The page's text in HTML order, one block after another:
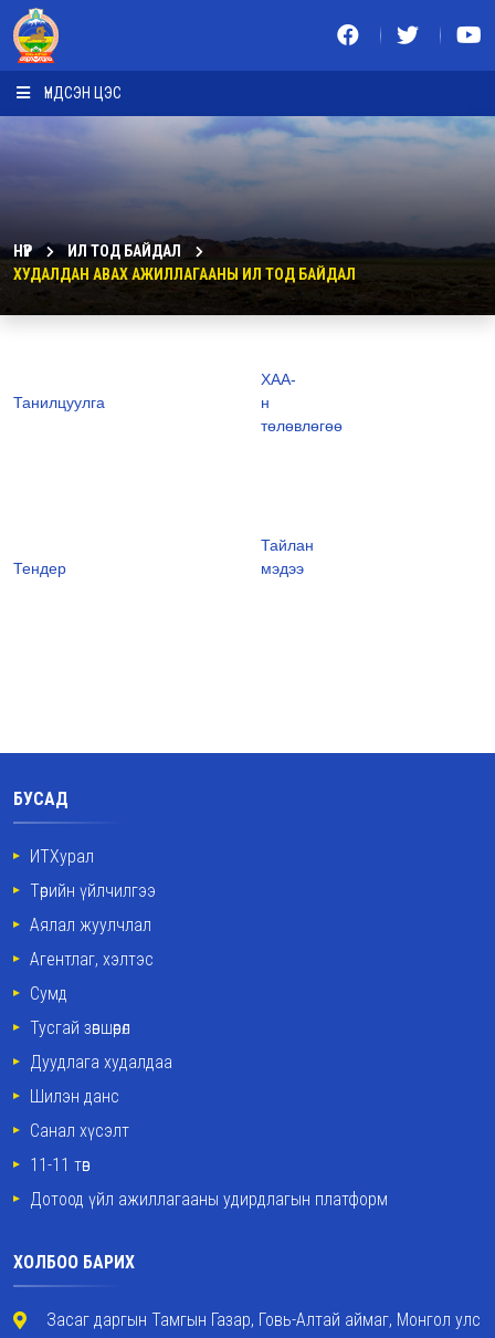
ҮНДСЭН ЦЭС
НҮҮР
ИЛ ТОД БАЙДАЛ
ХУДАЛДАН АВАХ АЖИЛЛАГААНЫ ИЛ ТОД БАЙДАЛ
Танилцуулга
ХАА-
н
төлөвлөгөө
Тендер
Тайлан
мэдээ
БУСАД
ИТХурал
Төрийн үйлчилгээ
Аялал жуулчлал
Агентлаг, хэлтэс
Сумд
Тусгай зөвшөөрөл
Дуудлага худалдаа
Шилэн данс
Санал хүсэлт
11-11 төв
Дотоод үйл ажиллагааны удирдлагын платформ
ХОЛБОО БАРИХ
Засаг даргын Тамгын Газар, Говь-Алтай аймаг, Монгол улс